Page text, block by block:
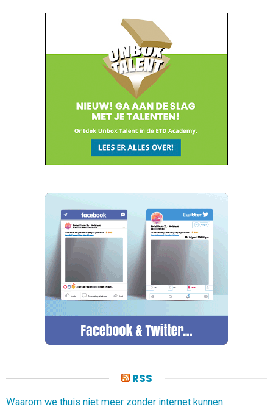
RSS
Waarom we thuis niet meer zonder internet kunnen